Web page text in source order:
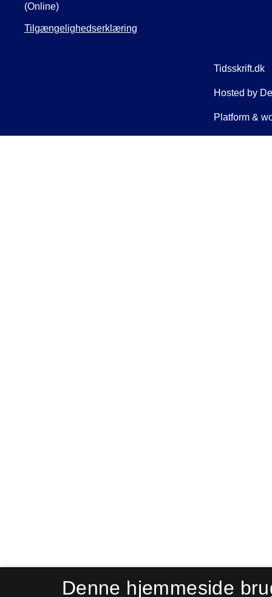
(Online)
Tilgængelighedserklæring
Denne hjemmeside